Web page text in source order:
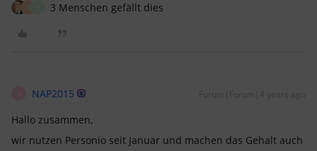
3 Menschen gefällt dies
NAP2015 Forum|Forum|4 years ago
Hallo zusammen,
wir nutzen Personio seit Januar und machen das Gehalt auch